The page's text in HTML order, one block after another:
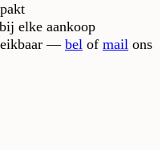
bij elke aankoop
— bel of mail ons